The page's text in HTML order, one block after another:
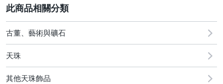
其它
[全店] 追蹤本賣場立減60元【粉絲轉享】
古董、藝術與礦石
天珠
其他天珠飾品